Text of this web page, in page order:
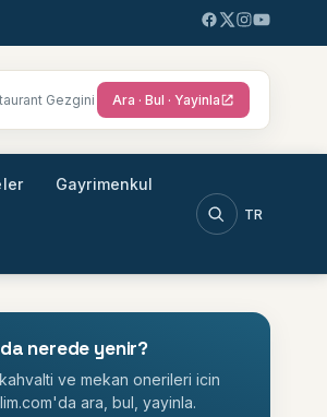
Gezgini Ara · Bul · Yayinla
Gayrimenkul
TR
Ara
nerede yenir?
ve mekan onerileri icin
ara, bul, yayinla.